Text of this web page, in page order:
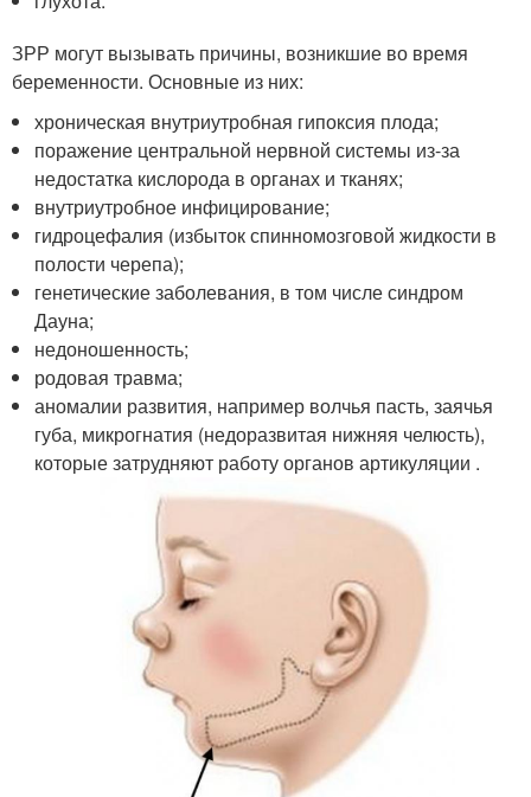
ЗРР могут вызывать причины, возникшие во время
беременности. Основные из них:
хроническая внутриутробная гипоксия плода;
поражение центральной нервной системы из-за
недостатка кислорода в органах и тканях;
внутриутробное инфицирование;
гидроцефалия (избыток спинномозговой жидкости в
полости черепа);
генетические заболевания, в том числе синдром
Дауна;
недоношенность;
родовая травма;
аномалии развития, например волчья пасть, заячья
губа, микрогнатия (недоразвитая нижняя челюсть),
которые затрудняют работу органов артикуляции .